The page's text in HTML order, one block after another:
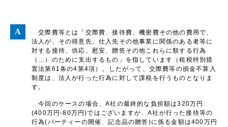
交際費等とは「交際費、接待費、機密費その他の費用で、
法人が、その得意先、仕入先その他事業に関係のある者等に
対する接待、供応、慰安、贈答その他これらに類する行為
（…）のために支出するもの」を指しています（租税特別措
置法第61条の4第4項）。したがって、交際費等の損金不算入
制度は、法人が行った行為に対して課税を行うものとなりま
す。
今回のケースの場合、A社の最終的な負担額は320万円
(400万円-80万円)ではございますが、A社が行った接待等の
行為(パーティーの開催、記念品の贈答)に係る金額は400万円